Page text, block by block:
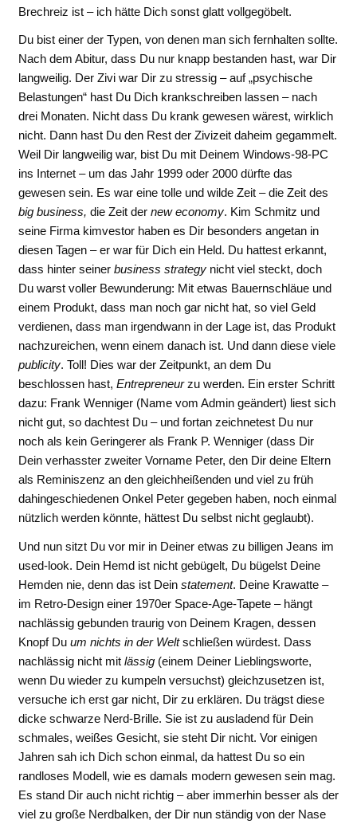
Brechreiz ist – ich hätte Dich sonst glatt vollgegöbelt.
Du bist einer der Typen, von denen man sich fernhalten sollte.
Nach dem Abitur, dass Du nur knapp bestanden hast, war Dir
langweilig. Der Zivi war Dir zu stressig – auf „psychische
Belastungen“ hast Du Dich krankschreiben lassen – nach
drei Monaten. Nicht dass Du krank gewesen wärest, wirklich
nicht. Dann hast Du den Rest der Zivizeit daheim gegammelt.
Weil Dir langweilig war, bist Du mit Deinem Windows-98-PC
ins Internet – um das Jahr 1999 oder 2000 dürfte das
gewesen sein. Es war eine tolle und wilde Zeit – die Zeit des
big business, die Zeit dernew economy. Kim Schmitz und
seine Firma kimvestor haben es Dir besonders angetan in
diesen Tagen – er war für Dich ein Held. Du hattest erkannt,
dass hinter seiner business strategynicht viel steckt, doch
Du warst voller Bewunderung: Mit etwas Bauernschläue und
einem Produkt, dass man noch gar nicht hat, so viel Geld
verdienen, dass man irgendwann in der Lage ist, das Produkt
nachzureichen, wenn einem danach ist. Und dann diese viele
publicity. Toll! Dies war der Zeitpunkt, an dem Du
beschlossen hast, Entrepreneurzu werden. Ein erster Schritt
dazu: Frank Wenniger (Name vom Admin geändert) liest sich
nicht gut, so dachtest Du – und fortan zeichnetest Du nur
noch als kein Geringerer als Frank P. Wenniger (dass Dir
Dein verhasster zweiter Vorname Peter, den Dir deine Eltern
als Reminiszenz an den gleichheißenden und viel zu früh
dahingeschiedenen Onkel Peter gegeben haben, noch einmal
nützlich werden könnte, hättest Du selbst nicht geglaubt).
Und nun sitzt Du vor mir in Deiner etwas zu billigen Jeans im
used-look. Dein Hemd ist nicht gebügelt, Du bügelst Deine
Hemden nie, denn das ist Dein statement. Deine Krawatte –
im Retro-Design einer 1970er Space-Age-Tapete – hängt
nachlässig gebunden traurig von Deinem Kragen, dessen
Knopf Du um nichts in der Weltschließen würdest. Dass
nachlässig nicht mit lässig(einem Deiner Lieblingsworte,
wenn Du wieder zu kumpeln versuchst) gleichzusetzen ist,
versuche ich erst gar nicht, Dir zu erklären. Du trägst diese
dicke schwarze Nerd-Brille. Sie ist zu ausladend für Dein
schmales, weißes Gesicht, sie steht Dir nicht. Vor einigen
Jahren sah ich Dich schon einmal, da hattest Du so ein
randloses Modell, wie es damals modern gewesen sein mag.
Es stand Dir auch nicht richtig – aber immerhin besser als der
viel zu große Nerdbalken, der Dir nun ständig von der Nase